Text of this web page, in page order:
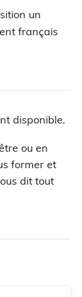
un
français
disponible.
ou en
former et
dit tout